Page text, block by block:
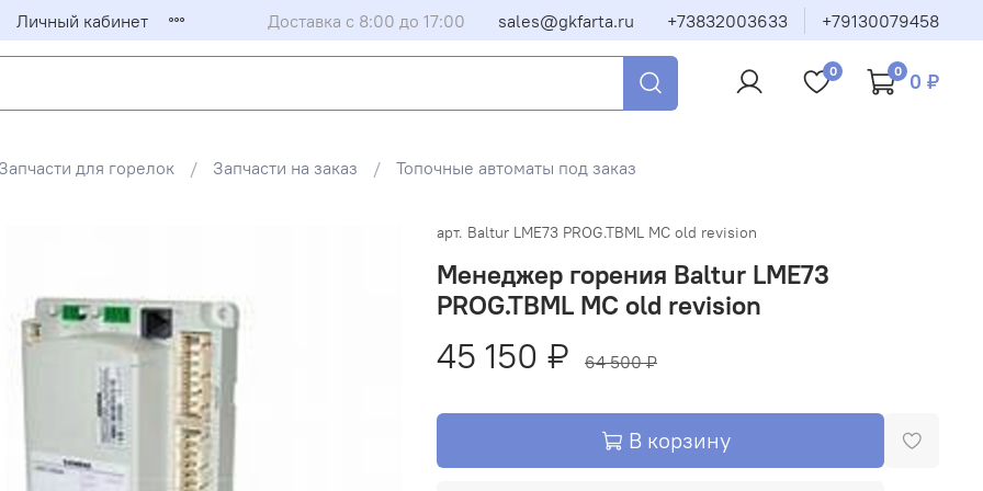
Личный кабинет Доставка с 8:00 до 17:00 sales@gkfarta.ru +73832003633 +79130079458
0 0 0 ₽
для горелок Запчасти на заказ Топочные автоматы под заказ
арт. Baltur LME73 PROG.TBML MC old revision
Менеджер горения Baltur LME73
PROG.TBML MC old revision
45 150 ₽ 64 500 ₽
В корзину